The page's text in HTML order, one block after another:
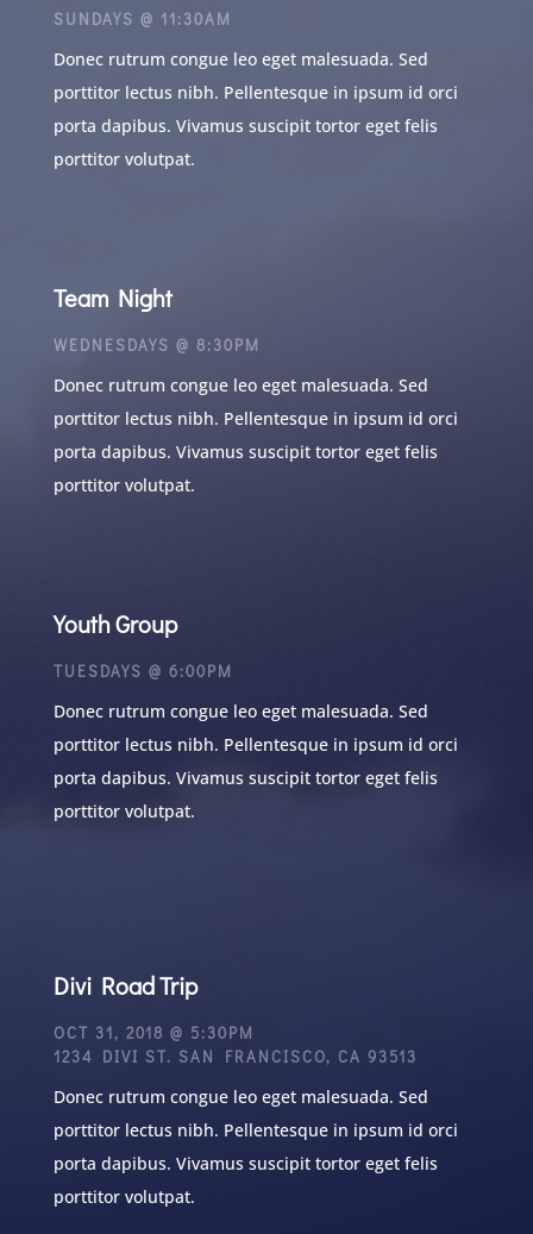
SUNDAYS @ 11:30AM
Donec rutrum congue leo eget malesuada. Sed
porttitor lectus nibh. Pellentesque in ipsum id orci
porta dapibus. Vivamus suscipit tortor eget felis
porttitor volutpat.
Team Night
WEDNESDAYS @ 8:30PM
Donec rutrum congue leo eget malesuada. Sed
porttitor lectus nibh. Pellentesque in ipsum id orci
porta dapibus. Vivamus suscipit tortor eget felis
porttitor volutpat.
Youth Group
TUESDAYS @ 6:00PM
Donec rutrum congue leo eget malesuada. Sed
porttitor lectus nibh. Pellentesque in ipsum id orci
porta dapibus. Vivamus suscipit tortor eget felis
porttitor volutpat.
Divi Road Trip
OCT 31, 2018 @ 5:30PM
1234 DIVI ST. SAN FRANCISCO, CA 93513
Donec rutrum congue leo eget malesuada. Sed
porttitor lectus nibh. Pellentesque in ipsum id orci
porta dapibus. Vivamus suscipit tortor eget felis
porttitor volutpat.